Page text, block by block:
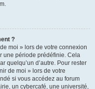
?
moi » lors de votre connexion
une période prédéfinie. Cela
quelqu’un d’autre. Pour rester
de moi » lors de votre
si vous accédez au forum
un cybercafé, une université,